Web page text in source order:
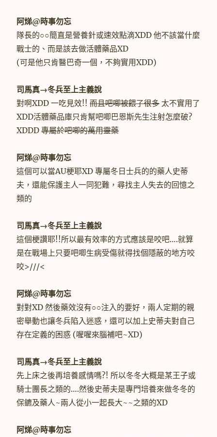
阿焍@時事勿忘
隊長的○○簡直是營養針或速效點滴XDD 他不該當什麼
戰士的、而是該去做活體藥品XD
(可是他只肯醫巴奇一個，不夠實用XDD)
司馬真→冬兵至上主義說
對啊XDD 一吃見效!!而且吧唧被餵了很多太不實用了
XDD活體藥品庫只肯幫吧唧巴恩斯先生注射怎麼破?
XDDD專屬於吧唧的萬用靈藥
阿焍@時事勿忘
這個可以當AU梗耶XD 專屬冬日士兵的的藥人史蒂
夫，還能保護主人一同犯難，尋找主人失去的回憶之
類的
司馬真→冬兵至上主義說
這個梗讚耶!!所以最有效率的方式應該是咬吧….就算
是在戰場上只要吧唧生病受傷就得找個隱蔽的地方咬
咬>///<
阿焍@時事勿忘
對對XD 然後藥效沒有○○注入的要好，兩人定期的親
密舉動也讓冬兵陷入迷惑，還可以加上史蒂夫對自己
存在定義的困惑 (喔喔來腦補吧~XD)
司馬真→冬兵至上主義說
先上床之後再培養感情嗎?! 所以冬冬大概是某王子或
騎士團長之類的….然後史蒂夫是專門培養來做冬冬的
保鑣及藥人~兩人從小一起長大~~之類的XD
阿焍@時事勿忘